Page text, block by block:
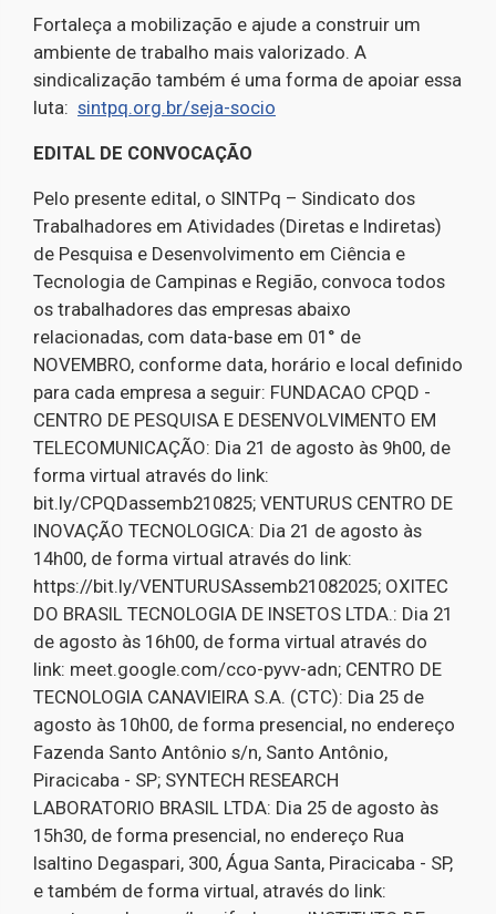
Fortaleça a mobilização e ajude a construir um
ambiente de trabalho mais valorizado. A
sindicalização também é uma forma de apoiar essa
luta: sintpq.org.br/seja-socio
EDITAL DE CONVOCAÇÃO
Pelo presente edital, o SINTPq – Sindicato dos
Trabalhadores em Atividades (Diretas e Indiretas)
de Pesquisa e Desenvolvimento em Ciência e
Tecnologia de Campinas e Região, convoca todos
os trabalhadores das empresas abaixo
relacionadas, com data-base em 01° de
NOVEMBRO, conforme data, horário e local definido
para cada empresa a seguir: FUNDACAO CPQD -
CENTRO DE PESQUISA E DESENVOLVIMENTO EM
TELECOMUNICAÇÃO: Dia 21 de agosto às 9h00, de
forma virtual através do link:
bit.ly/CPQDassemb210825; VENTURUS CENTRO DE
INOVAÇÃO TECNOLOGICA: Dia 21 de agosto às
14h00, de forma virtual através do link:
https://bit.ly/VENTURUSAssemb21082025; OXITEC
DO BRASIL TECNOLOGIA DE INSETOS LTDA.: Dia 21
de agosto às 16h00, de forma virtual através do
link: meet.google.com/cco-pyvv-adn; CENTRO DE
TECNOLOGIA CANAVIEIRA S.A. (CTC): Dia 25 de
agosto às 10h00, de forma presencial, no endereço
Fazenda Santo Antônio s/n, Santo Antônio,
Piracicaba - SP; SYNTECH RESEARCH
LABORATORIO BRASIL LTDA: Dia 25 de agosto às
15h30, de forma presencial, no endereço Rua
Isaltino Degaspari, 300, Água Santa, Piracicaba - SP,
e também de forma virtual, através do link: